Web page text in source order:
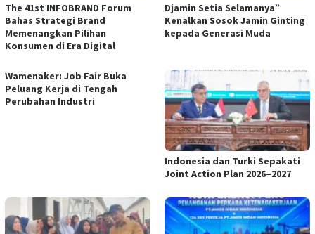
The 41st INFOBRAND Forum
Bahas Strategi Brand
Memenangkan Pilihan
Konsumen di Era Digital
Djamin Setia Selamanya”
Kenalkan Sosok Jamin Ginting
kepada Generasi Muda
Wamenaker: Job Fair Buka
Peluang Kerja di Tengah
Perubahan Industri
Indonesia dan Turki Sepakati
Joint Action Plan 2026–2027